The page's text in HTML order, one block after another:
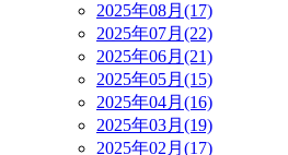
2025年08月(17)
2025年07月(22)
2025年06月(21)
2025年05月(15)
2025年04月(16)
2025年03月(19)
2025年02月(17)